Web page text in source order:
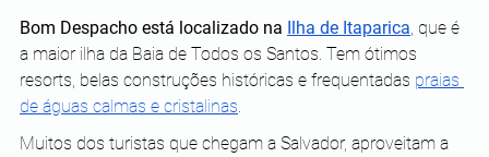
Bom Despacho está localizado na Ilha de Itaparica , que é
a maior ilha da Baia de Todos os Santos. Tem ótimos
resorts, belas construções históricas e frequentadas praias
de águas calmas e cristalinas
Muitos dos turistas que chegam a Salvador, aproveitam a